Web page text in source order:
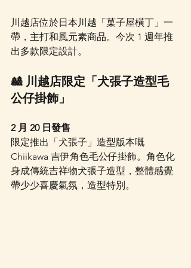
川越店位於日本川越「菓子屋橫丁」一
帶，主打和風元素商品。今次 1 週年推
出多款限定設計。
🎎 川越店限定「犬張子造型毛
公仔掛飾」
2 月 20 日發售
限定推出「犬張子」造型版本嘅
Chiikawa 吉伊角色毛公仔掛飾。角色化
身成傳統吉祥物犬張子造型，整體感覺
帶少少喜慶氣氛，造型特別。